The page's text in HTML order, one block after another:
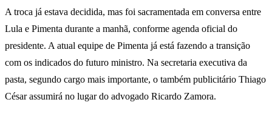
A troca já estava decidida, mas foi sacramentada em conversa entre
Lula e Pimenta durante a manhã, conforme agenda oficial do
presidente. A atual equipe de Pimenta já está fazendo a transição
com os indicados do futuro ministro. Na secretaria executiva da
pasta, segundo cargo mais importante, o também publicitário Thiago
César assumirá no lugar do advogado Ricardo Zamora.